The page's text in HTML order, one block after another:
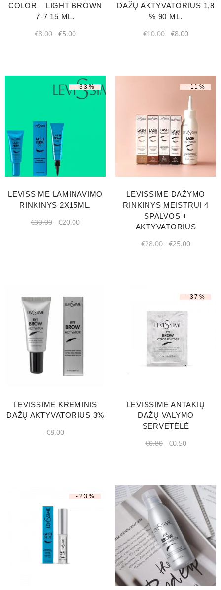
COLOR – LIGHT BROWN
7-7 15 ML.
€8.00 €5.00
DAŽŲ AKTYVATORIUS 1,8
% 90 ML.
€10.00 €8.00
-33%
LEVISSIME LAMINAVIMO
RINKINYS 2X15ML.
€30.00 €20.00
-11%
LEVISSIME DAŽYMO
RINKINYS MEISTRUI 4
SPALVOS +
AKTYVATORIUS
€28.00 €25.00
LEVISSIME KREMINIS
DAŽŲ AKTYVATORIUS 3%
€8.00
-37%
LEVISSIME ANTAKIŲ
DAŽŲ VALYMO
SERVETĖLĖ
€0.80 €0.50
-23%